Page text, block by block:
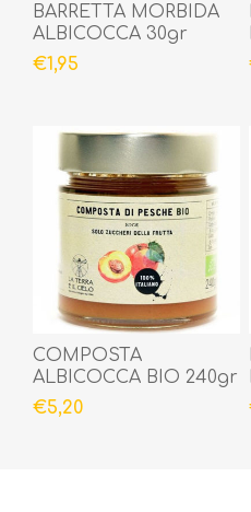
BARRETTA MORBIDA
ALBICOCCA 30gr
€1,95
COMPOSTA
ALBICOCCA BIO 240gr
€5,20